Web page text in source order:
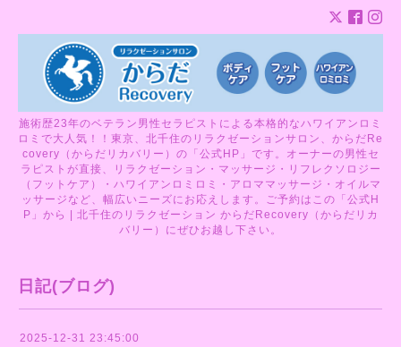
施術歴23年のベテラン男性セラピストによる本格的なハワイアンロミ
ロミで大人気！！東京、北千住のリラクゼーションサロン、からだRe
covery（からだリカバリー）の「公式HP」です。オーナーの男性セ
ラピストが直接、リラクゼーション・マッサージ・リフレクソロジー
（フットケア）・ハワイアンロミロミ・アロママッサージ・オイルマ
ッサージなど、幅広いニーズにお応えします。ご予約はこの「公式H
P」から | 北千住のリラクゼーション からだRecovery（からだリカ
バリー）にぜひお越し下さい。
日記(ブログ)
2025-12-31 23:45:00